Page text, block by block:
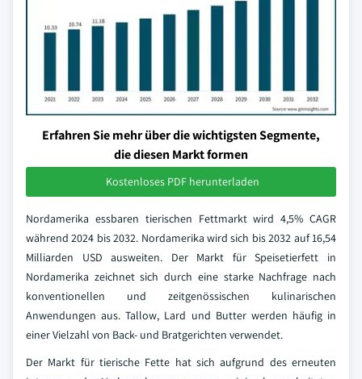
Erfahren Sie mehr über die wichtigsten Segmente,
die diesen Markt formen
Kostenloses PDF herunterladen
Nordamerika essbaren tierischen Fettmarkt wird 4,5% CAGR
während 2024 bis 2032. Nordamerika wird sich bis 2032 auf 16,54
Milliarden USD ausweiten. Der Markt für Speisetierfett in
Nordamerika zeichnet sich durch eine starke Nachfrage nach
konventionellen und zeitgenössischen kulinarischen
Anwendungen aus. Tallow, Lard und Butter werden häufig in
einer Vielzahl von Back- und Bratgerichten verwendet.
Der Markt für tierische Fette hat sich aufgrund des erneuten